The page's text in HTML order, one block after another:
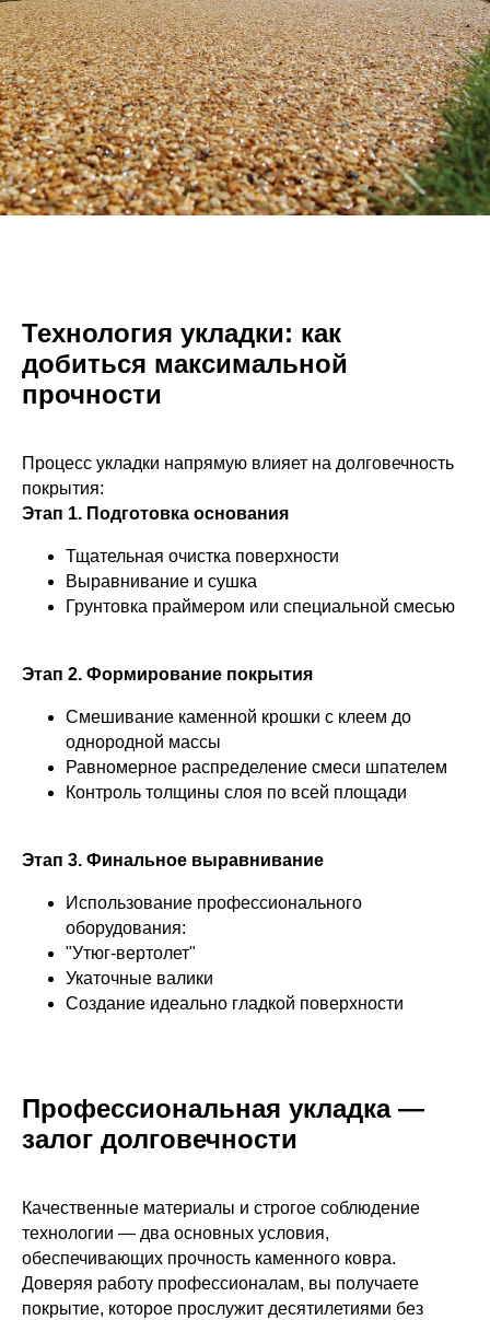
Технология укладки: как
добиться максимальной
прочности
Процесс укладки напрямую влияет на долговечность
покрытия:
Этап 1. Подготовка основания
Тщательная очистка поверхности
Выравнивание и сушка
Грунтовка праймером или специальной смесью
Этап 2. Формирование покрытия
Смешивание каменной крошки с клеем до
однородной массы
Равномерное распределение смеси шпателем
Контроль толщины слоя по всей площади
Этап 3. Финальное выравнивание
Использование профессионального
оборудования:
"Утюг-вертолет"
Укаточные валики
Создание идеально гладкой поверхности
Профессиональная укладка —
залог долговечности
Качественные материалы и строгое соблюдение
технологии — два основных условия,
обеспечивающих прочность каменного ковра.
Доверяя работу профессионалам, вы получаете
покрытие, которое прослужит десятилетиями без